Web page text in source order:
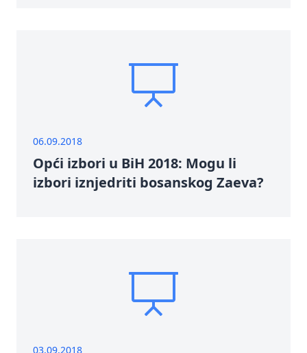
06.09.2018
Opći izbori u BiH 2018: Mogu li
izbori iznjedriti bosanskog Zaeva?
03.09.2018